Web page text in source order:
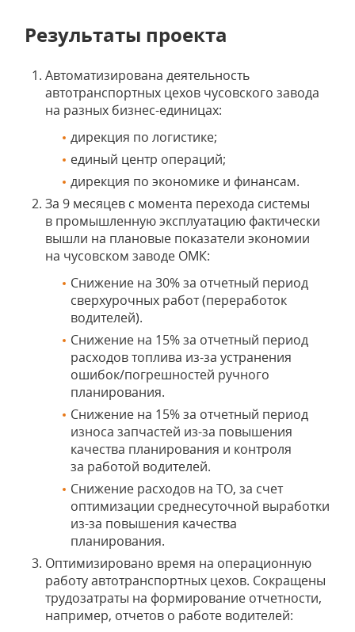
Результаты проекта
Автоматизирована деятельность
автотранспортных цехов чусовского завода
на разных бизнес-единицах:
дирекция по логистике;
единый центр операций;
дирекция по экономике и финансам.
За 9 месяцев с момента перехода системы
в промышленную эксплуатацию фактически
вышли на плановые показатели экономии
на чусовском заводе ОМК:
Снижение на 30% за отчетный период
сверхурочных работ (переработок
водителей).
Снижение на 15% за отчетный период
расходов топлива из-за устранения
ошибок/погрешностей ручного
планирования.
Снижение на 15% за отчетный период
износа запчастей из-за повышения
качества планирования и контроля
за работой водителей.
Снижение расходов на ТО, за счет
оптимизации среднесуточной выработки
из-за повышения качества
планирования.
Оптимизировано время на операционную
работу автотранспортных цехов. Сокращены
трудозатраты на формирование отчетности,
например, отчетов о работе водителей: